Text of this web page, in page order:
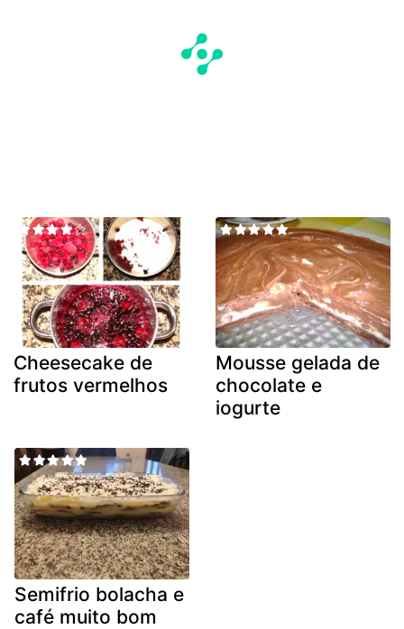
Cheesecake de
frutos vermelhos
Mousse gelada de
chocolate e
iogurte
Semifrio bolacha e
café muito bom